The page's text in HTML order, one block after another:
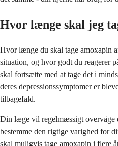
Hvor længe skal jeg
Hvor længe du skal tage amoxapin
situation, og hvor godt du reagerer
skal fortsætte med at tage det i
deres depressionssymptomer er
tilbagefald.
Din læge vil regelmæssigt overvåge
bestemme den rigtige varighed for
skal muligvis tage amoxapin i flere